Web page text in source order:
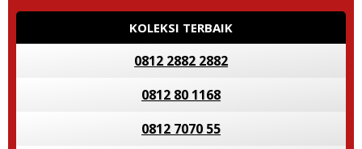
KOLEKSI TERBAIK
0812 2882 2882
0812 80 1168
0812 7070 55